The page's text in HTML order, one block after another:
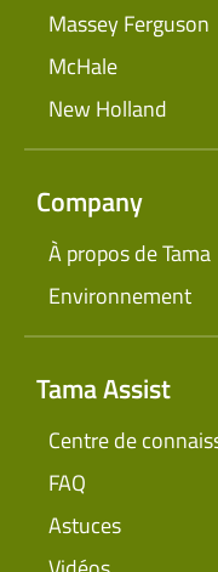
Massey Ferguson
McHale
New Holland
Company
À propos de Tama
Environnement
Tama Assist
Centre de
FAQ
Astuces